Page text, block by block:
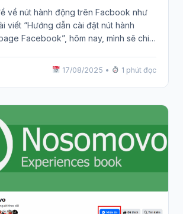
về nút hành động trên Facbook như
viết “Hướng dẫn cài đặt nút hành
Facebook”, hôm nay, mình sẽ chia
cho bài viết trên Facebook.
17/08/2025 • 1 phút đọc